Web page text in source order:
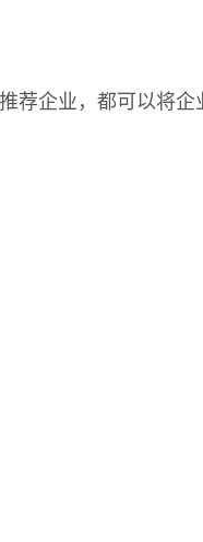
荐企业，都可以将